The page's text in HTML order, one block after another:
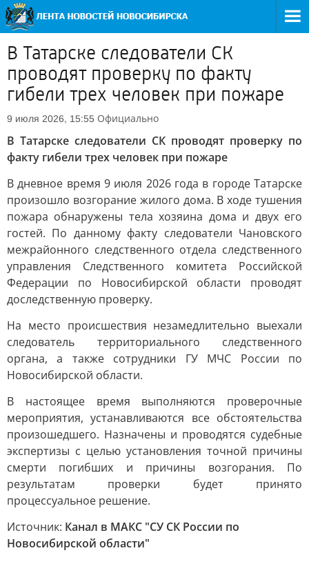
В Татарске следователи СК
проводят проверку по факту
гибели трех человек при пожаре
9 июля 2026, 15:55 Официально
В Татарске следователи СК проводят проверку по
факту гибели трех человек при пожаре
В дневное время 9 июля 2026 года в городе Татарске
произошло возгорание жилого дома. В ходе тушения
пожара обнаружены тела хозяина дома и двух его
гостей. По данному факту следователи Чановского
межрайонного следственного отдела следственного
управления Следственного комитета Российской
Федерации по Новосибирской области проводят
доследственную проверку.
На место происшествия незамедлительно выехали
следователь территориального следственного
органа, а также сотрудники ГУ МЧС России по
Новосибирской области.
В настоящее время выполняются проверочные
мероприятия, устанавливаются все обстоятельства
произошедшего. Назначены и проводятся судебные
экспертизы с целью установления точной причины
смерти погибших и причины возгорания. По
результатам проверки будет принято
процессуальное решение.
Источник: Канал в МАКС "СУ СК России по
Новосибирской области"